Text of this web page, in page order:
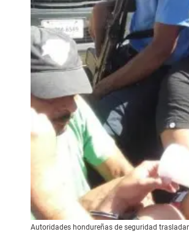
Autoridades hondureñas de seguridad